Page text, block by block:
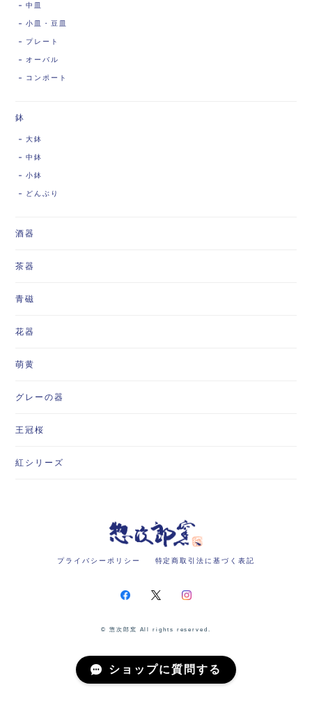
中皿
小皿・豆皿
プレート
オーバル
コンポート
鉢
大鉢
中鉢
小鉢
どんぶり
酒器
茶器
青磁
花器
萌黄
グレーの器
王冠桜
紅シリーズ
プライバシーポリシー 特定商取引法に基づく表記
© 惣次郎窯 All rights reserved.
ショップに質問する